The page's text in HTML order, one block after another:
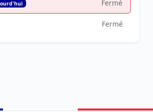
Fermé
Fermé